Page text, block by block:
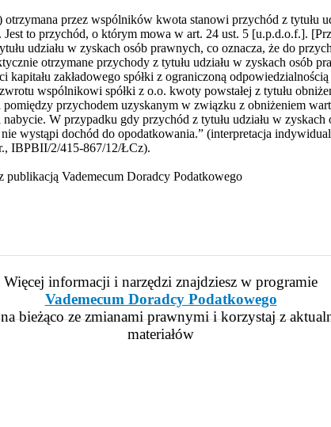
przez wspólników kwota stanowi przychód z tytułu
to przychód, o którym mowa w art. 24 ust. 5 [u.p.d.o.f.].
udziału w zyskach osób prawnych, co oznacza, że do
otrzymane przychody z tytułu udziału w zyskach osób
kapitału zakładowego spółki z ograniczoną
wspólnikowi spółki z o.o. kwoty powstałej z tytułu
pomiędzy przychodem uzyskanym w związku z obniżeniem
W przypadku gdy przychód z tytułu udziału w
wystąpi dochód do opodatkowania.” (interpretacja
IBPBII/2/415-867/12/ŁCz).
publikacją Vademecum Doradcy Podatkowego
Więcej informacji i narzędzi znajdziesz w programie
Vademecum Doradcy Podatkowego
bieżąco ze zmianami prawnymi i korzystaj z
materiałów